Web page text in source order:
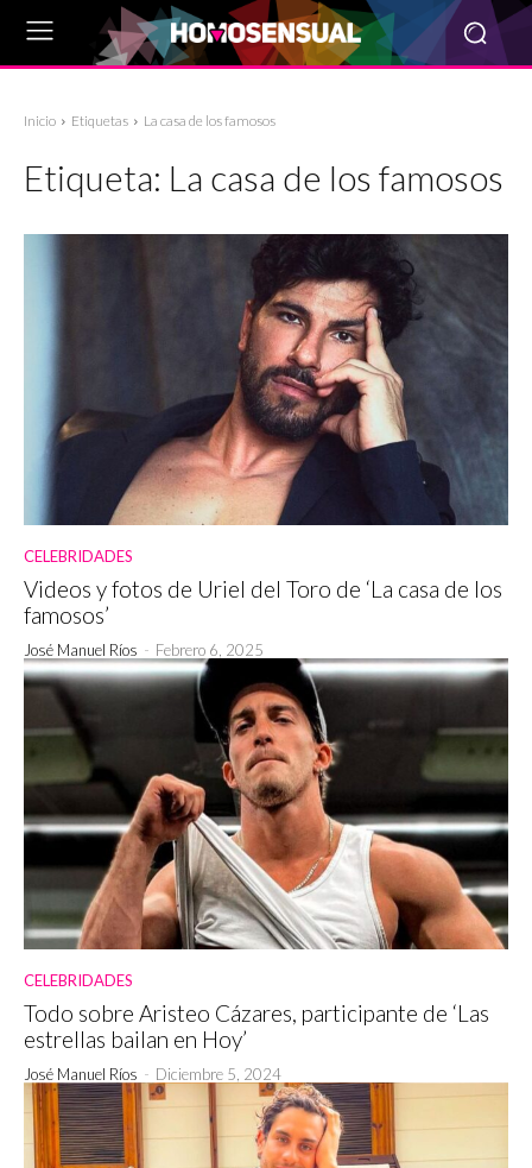
Inicio Etiquetas La casa de los famosos
Etiqueta: La casa de los famosos
CELEBRIDADES
Videos y fotos de Uriel del Toro de ‘La casa de los
famosos’
José Manuel Ríos - Febrero 6, 2025
CELEBRIDADES
Todo sobre Aristeo Cázares, participante de ‘Las
estrellas bailan en Hoy’
José Manuel Ríos - Diciembre 5, 2024